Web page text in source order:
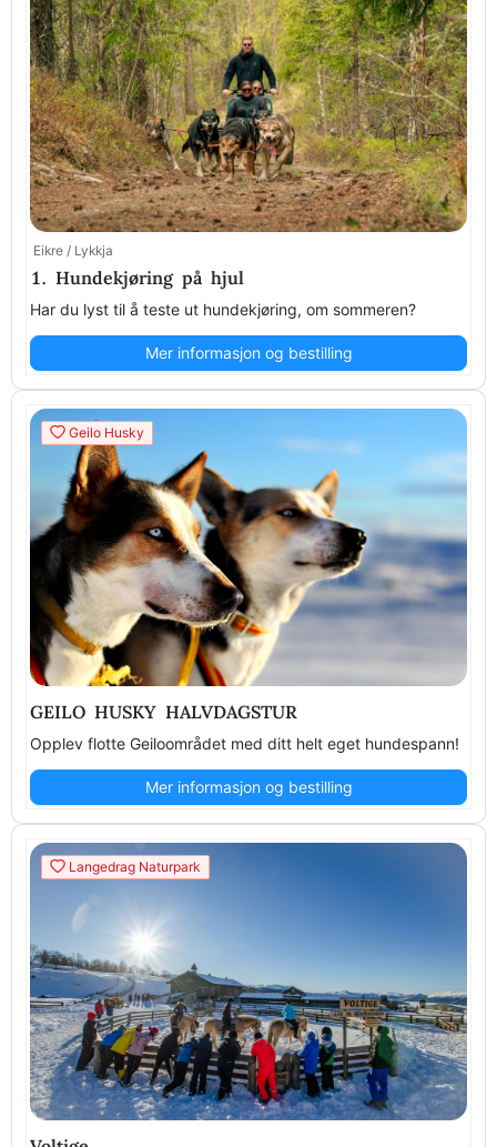
Eikre / Lykkja
1. Hundekjøring på hjul
Har du lyst til å teste ut hundekjøring, om sommeren?
Mer informasjon og bestilling
Geilo Husky
GEILO HUSKY HALVDAGSTUR
Opplev flotte Geiloområdet med ditt helt eget hundespann!
Mer informasjon og bestilling
Langedrag Naturpark